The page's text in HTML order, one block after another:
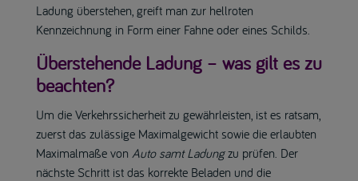
Ladung überstehen, greift man zur hellroten
Kennzeichnung in Form einer Fahne oder eines Schilds.
Überstehende Ladung – was gilt es zu
beachten?
Um die Verkehrssicherheit zu gewährleisten, ist es ratsam,
zuerst das zulässige Maximalgewicht sowie die erlaubten
Maximalmaße von Auto samt Ladungzu prüfen. Der
nächste Schritt ist das korrekte Beladen und die